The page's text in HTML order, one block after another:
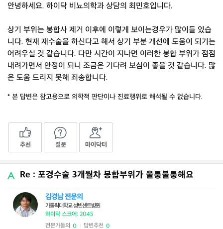
안녕하세요. 하이닥 비뇨의학과 상담의 최민호입니다.
상기 부위는 봉합사 제거 이후에 이렇게 보이는경우가 많이들 있습
니다. 현재 재수술을 하신다고 해서 상기 부분 개선에 도움이 되기는
어려우실 것 같습니다. 다만 시간이 지나면 이러한 봉합 부위가 점점
내려가면서 안정이 되니 조금은 기다려 보심이 좋을 것 같습니다. 많
은 도움 드리지 못해 죄송합니다.
* 본 답변은 참고용으로 의학적 판단이나 진료행위로 해석될 수 없습니다.
추천 질문 마이닥터
Re : 포경수술 3개월차 봉합부위가 울퉁불퉁해요
김경남 전문의
가톨릭대학교 성빈센트병원
하이닥 스코어: 2045
전문가동의 0 답변추천 0